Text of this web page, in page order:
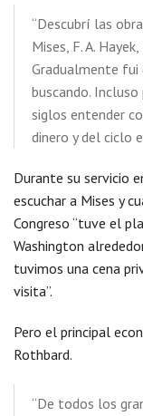
“Descubrí las
Mises, F. A.
Gradualmente fui
buscando.
siglos entender
dinero y del ciclo
Durante su servicio
escuchar a Mises y
Congreso “tuve el
Washington
tuvimos una cena
visita”.
Pero el principal
Rothbard.
“De todos los